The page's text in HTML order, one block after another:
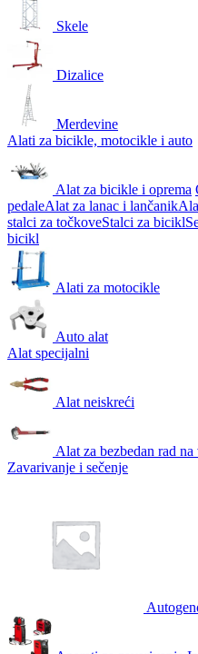
Skele
Dizalice
Merdevine
Alati za bicikle, motocikle i auto
Alat za bicikle i oprema
pedaleAlat za lanac i lančanik
stalci za točkoveStalci za bicikl
bicikl
Alati za motocikle
Auto alat
Alat specijalni
Alat neiskreći
Alat za bezbedan rad
Zavarivanje i sečenje